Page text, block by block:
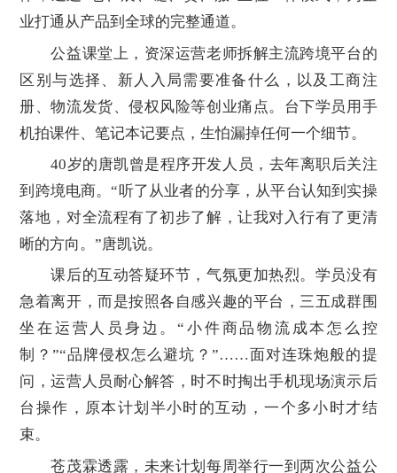
业打通从产品到全球的完整通道。
公益课堂上，资深运营老师拆解主流跨境平台的
区别与选择、新人入局需要准备什么，以及工商注
册、物流发货、侵权风险等创业痛点。台下学员用手
机拍课件、笔记本记要点，生怕漏掉任何一个细节。
40岁的唐凯曾是程序开发人员，去年离职后关注
到跨境电商。“听了从业者的分享，从平台认知到实操
落地，对全流程有了初步了解，让我对入行有了更清
晰的方向。”唐凯说。
课后的互动答疑环节，气氛更加热烈。学员没有
急着离开，而是按照各自感兴趣的平台，三五成群围
坐在运营人员身边。“小件商品物流成本怎么控
制？”“品牌侵权怎么避坑？”……面对连珠炮般的提
问，运营人员耐心解答，时不时掏出手机现场演示后
台操作，原本计划半小时的互动，一个多小时才结
束。
苍茂霖透露，未来计划每周举行一到两次公益公